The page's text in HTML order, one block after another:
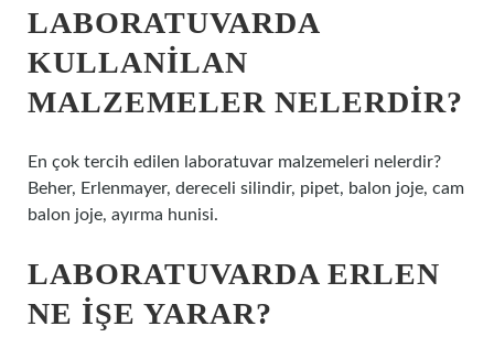
LABORATUVARDA
KULLANILAN
MALZEMELER NELERDIR?
En çok tercih edilen laboratuvar malzemeleri nelerdir?
Beher, Erlenmayer, dereceli silindir, pipet, balon joje, cam
balon joje, ayırma hunisi.
LABORATUVARDA ERLEN
NE IŞE YARAR?